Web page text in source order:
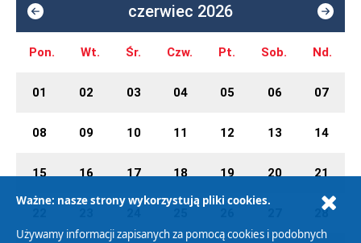
czerwiec 2026
Pon. Wt. Śr. Czw. Pt. Sob. Nd.
01 02 03 04 05 06 07
08 09 10 11 12 13 14
15 16 17 18 19 20 21
28
Ważne: nasze strony wykorzystują pliki cookies.
Używamy informacji zapisanych za pomocą cookies i podobnych